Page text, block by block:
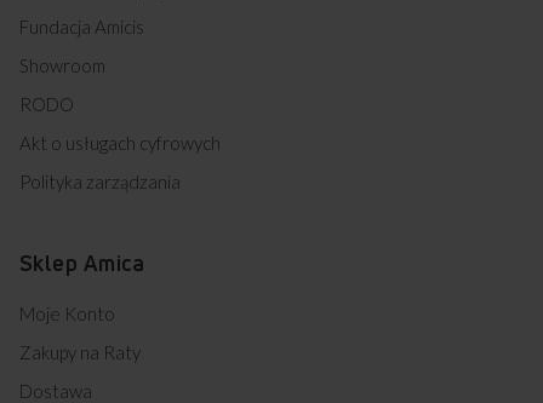
Fundacja Amicis
Showroom
RODO
Akt o usługach cyfrowych
Polityka zarządzania
Sklep Amica
Moje Konto
Zakupy na Raty
Dostawa